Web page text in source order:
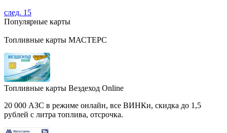
след. 15
Популярные карты
Топливные карты МАСТЕРС
Топливные карты Вездеход Online
20 000 АЗС в режиме онлайн, все ВИНКи, скидка до 1,5
рублей с литра топлива, отсрочка.